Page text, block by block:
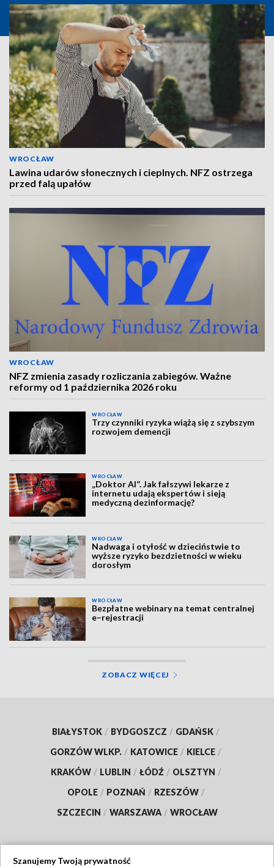
WROCŁAW
Lawina udarów słonecznych i cieplnych. NFZ ostrzega
przed falą upałów
WROCŁAW
NFZ zmienia zasady rozliczania zabiegów. Ważne
reformy od 1 października 2026 roku
WROCŁAW
Trzy czynniki ryzyka wiążą się z szybszym
rozwojem demencji
WROCŁAW
„Doktor AI”. Jak fałszywi lekarze z
internetu udają ekspertów i sieją
medyczną dezinformację?
WROCŁAW
Nadwaga i otyłość w dzieciństwie to
wyższe ryzyko bezdzietności w wieku
dorosłym
WROCŁAW
Bezpłatne webinary na temat centralnej
e–rejestracji
ZOBACZ WIĘCEJ
BIAŁYSTOK / BYDGOSZCZ / GDAŃSK /
GORZÓW WLKP. / KATOWICE / KIELCE /
KRAKÓW / LUBLIN / ŁÓDŹ / OLSZTYN /
OPOLE / POZNAŃ / RZESZÓW /
SZCZECIN / WARSZAWA / WROCŁAW
Szanujemy Twoją prywatność